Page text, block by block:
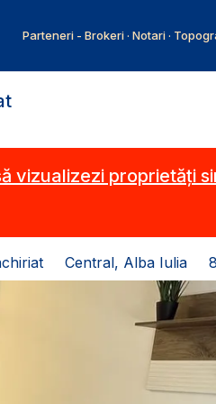
Parteneri - Brokeri · Notari ·
vizualizezi proprietăți
Central, Alba Iulia